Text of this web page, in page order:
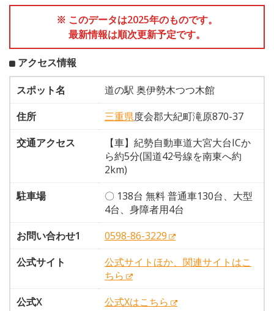
※ このデータは2025年のものです。
最新情報は順次更新予定です。
アクセス情報
スポット名
道の駅 奥伊勢木つつ木館
住所
三重県度会郡大紀町滝原870-37
交通アクセス
【車】紀勢自動車道大宮大台ICか
ら約5分(国道42号線を南東へ約
2km)
駐車場
〇 138台 無料 普通車130台、大型
4台、身障者用4台
お問い合わせ1
0598-86-3229
公式サイト
公式サイトほか、関連サイトはこ
ちら
公式X
公式Xはこちら